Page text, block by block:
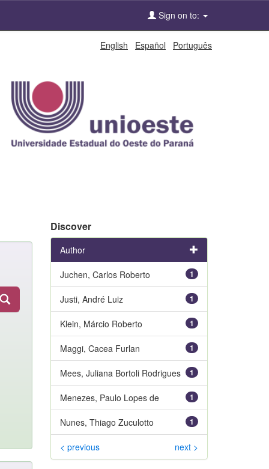
Sign on to:
English Español Português
Discover
Author
1
Juchen, Carlos Roberto
1
Justi, André Luiz
1
Klein, Márcio Roberto
1
Maggi, Cacea Furlan
1
Mees, Juliana Bortoli Rodrigues
1
Menezes, Paulo Lopes de
1
Nunes, Thiago Zuculotto
< previous next >